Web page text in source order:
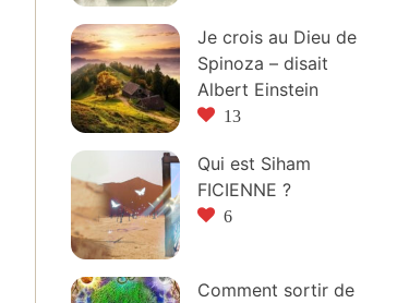
Je crois au Dieu de
Spinoza – disait
Albert Einstein
13
Qui est Siham
FICIENNE ?
6
Comment sortir de